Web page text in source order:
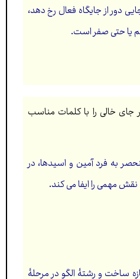
دور از جايگاه فعال رخ دهد،
يا حتی صفر است.
جای خالی را با کلمات مناسب
به فرد آمین و اسیدها، در
مهمی را ايفا می کند.
ساخت و رشتۀ الگو در مرحلۀ